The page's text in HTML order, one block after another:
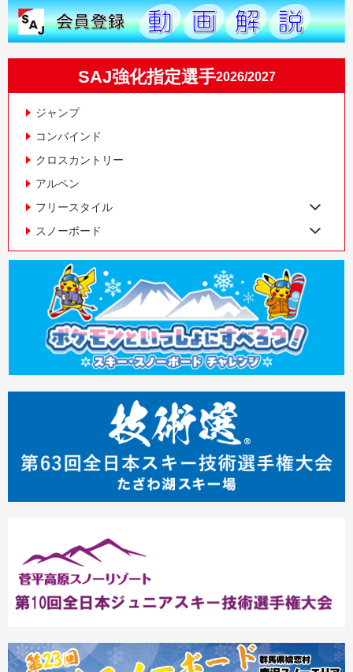
SAJ強化指定選手2026/2027
ジャンプ
コンバインド
クロスカントリー
アルペン
フリースタイル
スノーボード